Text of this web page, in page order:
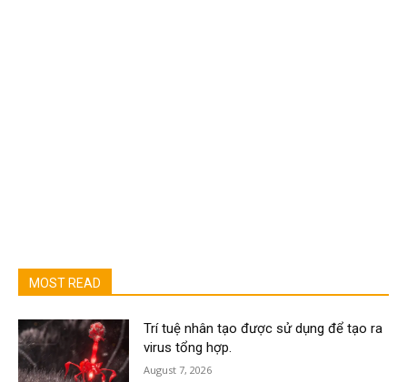
MOST READ
Trí tuệ nhân tạo được sử dụng để tạo ra
virus tổng hợp.
August 7, 2026